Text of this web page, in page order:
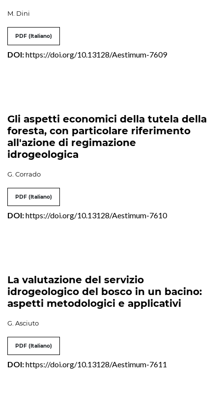
M. Dini
PDF (Italiano)
DOI:https://doi.org/10.13128/Aestimum-7609
Gli aspetti economici della tutela della
foresta, con particolare riferimento
all'azione di regimazione
idrogeologica
G. Corrado
PDF (Italiano)
DOI:https://doi.org/10.13128/Aestimum-7610
La valutazione del servizio
idrogeologico del bosco in un bacino:
aspetti metodologici e applicativi
G. Asciuto
PDF (Italiano)
DOI:https://doi.org/10.13128/Aestimum-7611